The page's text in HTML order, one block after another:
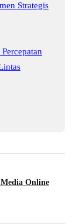
Strategis
Online